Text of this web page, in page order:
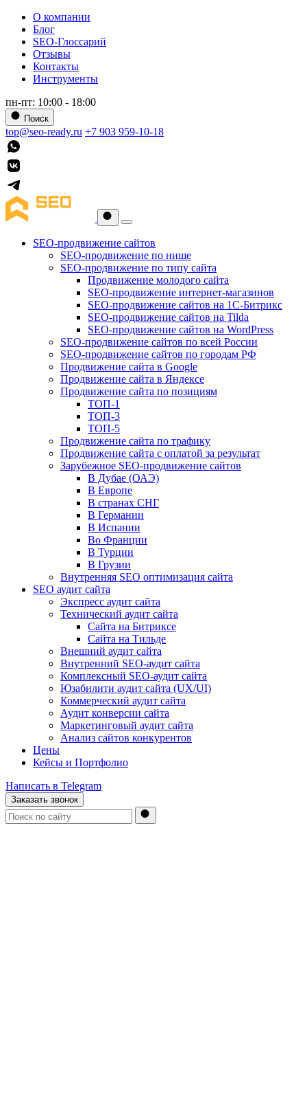
О компании
Блог
SEO-Глоссарий
Отзывы
Контакты
Инструменты
пн-пт: 10:00 - 18:00
Поиск
top@seo-ready.ru +7 903 959-10-18
SEO-продвижение сайтов
SEO-продвижение по нише
SEO-продвижение по типу сайта
Продвижение молодого сайта
SEO-продвижение интернет-магазинов
SEO-продвижение сайтов на 1С-Битрикс
SEO-продвижение сайтов на Tilda
SEO-продвижение сайтов на WordPress
SEO-продвижение сайтов по всей России
SEO-продвижение сайтов по городам РФ
Продвижение сайта в Google
Продвижение сайта в Яндексе
Продвижение сайта по позициям
ТОП-1
ТОП-3
ТОП-5
Продвижение сайта по трафику
Продвижение сайта с оплатой за результат
Зарубежное SEO-продвижение сайтов
В Дубае (ОАЭ)
В Европе
В странах СНГ
В Германии
В Испании
Во Франции
В Турции
В Грузии
Внутренняя SEO оптимизация сайта
SEO аудит сайта
Экспресс аудит сайта
Технический аудит сайта
Сайта на Битриксе
Сайта на Тильде
Внешний аудит сайта
Внутренний SEO-аудит сайта
Комплексный SEO-аудит сайта
Юзабилити аудит сайта (UX/UI)
Коммерческий аудит сайта
Аудит конверсии сайта
Маркетинговый аудит сайта
Анализ сайтов конкурентов
Цены
Кейсы и Портфолио
Написать в Telegram
Заказать звонок